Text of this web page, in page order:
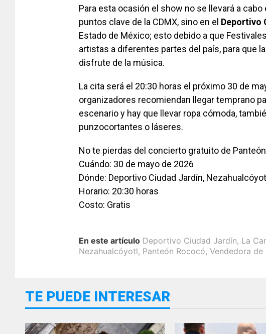
Para esta ocasión el show no se llevará a
puntos clave de la CDMX, sino en el Deportivo
Estado de México; esto debido a que
artistas a diferentes partes del país, para que
disfrute de la música.
La cita será el 20:30 horas el próximo 30 de
organizadores recomiendan llegar temprano
escenario y hay que llevar ropa cómoda,
punzocortantes o láseres.
No te pierdas del concierto gratuito de
Cuándo: 30 de mayo de 2026
Dónde: Deportivo Ciudad Jardín,
Horario: 20:30 horas
Costo: Gratis
En este artículo Deportivo Ciudad Jardín, La
Nezahualcóyotl, Panteón Rococó, Vendedora
TE PUEDE INTERESAR